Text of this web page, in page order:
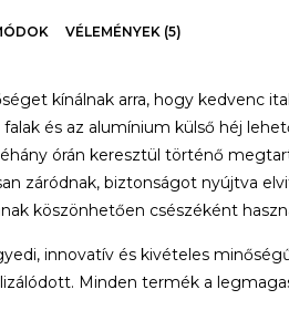
VÉLEMÉNYEK (5)
kínálnak arra, hogy kedvenc
falak és az alumínium külső héj
órán keresztül történő
záródnak, biztonságot nyújtva
köszönhetően csészéként
innovatív és kivételes
Minden termék a